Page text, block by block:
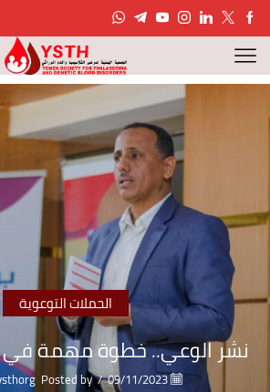
الحملات التوعوية
نشر الوعي.. خطوة مهمة في
09/11/2023
/
Posted by